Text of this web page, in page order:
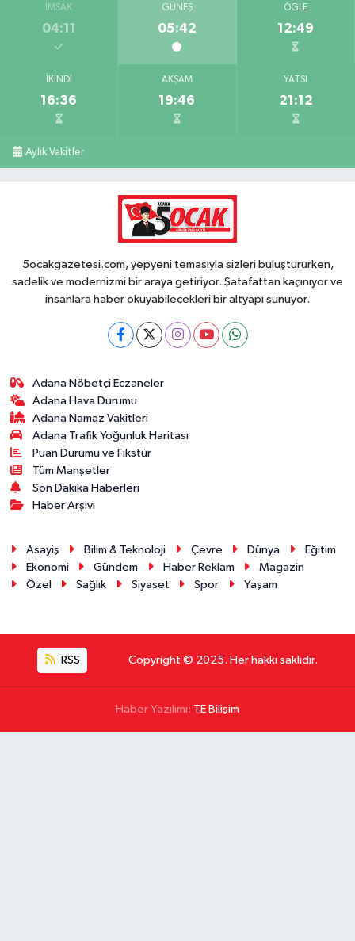
İMSAK
04:11
GÜNEŞ
05:42
ÖĞLE
12:49
İKINDI
16:36
AKŞAM
19:46
YATSI
21:12
Aylık Vakitler
5ocakgazetesi.com, yepyeni temasıyla sizleri buluştururken,
sadelik ve modernizmi bir araya getiriyor. Şatafattan kaçınıyor ve
insanlara haber okuyabilecekleri bir altyapı sunuyor.
Adana Nöbetçi Eczaneler
Adana Hava Durumu
Adana Namaz Vakitleri
Adana Trafik Yoğunluk Haritası
Puan Durumu ve Fikstür
Tüm Manşetler
Son Dakika Haberleri
Haber Arşivi
Asayiş Bilim & Teknoloji Çevre Dünya
Eğitim
Ekonomi
Gündem Haber Reklam
Magazin
Özel
Sağlık Siyaset Spor Yaşam
RSS Copyright © 2025. Her hakkı saklıdır.
Haber Yazılımı: TE Bilişim